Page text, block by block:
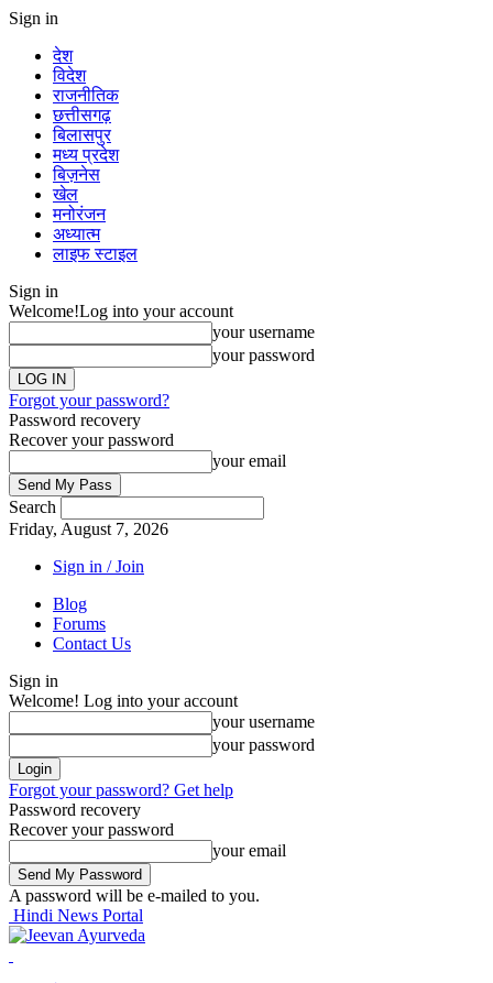
Sign in
देश
विदेश
राजनीतिक
छत्तीसगढ़
बिलासपुर
मध्य प्रदेश
बिज़नेस
खेल
मनोरंजन
अध्यात्म
लाइफ स्टाइल
Sign in
Welcome!Log into your account
your username
your password
Forgot your password?
Password recovery
Recover your password
your email
Search
Friday, August 7, 2026
Sign in / Join
Blog
Forums
Contact Us
Sign in
Welcome! Log into your account
your username
your password
Forgot your password? Get help
Password recovery
Recover your password
your email
A password will be e-mailed to you.
Hindi News Portal